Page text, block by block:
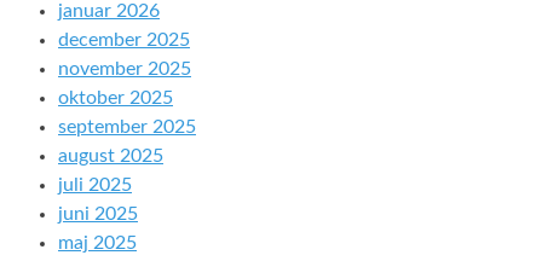
januar 2026
december 2025
november 2025
oktober 2025
september 2025
august 2025
juli 2025
juni 2025
maj 2025